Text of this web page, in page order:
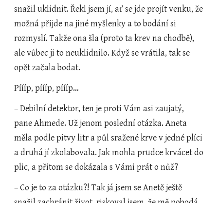
snažil uklidnit. Řekl jsem jí, ať se jde projít venku, že
možná přijde na jiné myšlenky a to bodání si
rozmyslí. Takže ona šla (proto ta krev na chodbě),
ale vůbec ji to neuklidnilo. Když se vrátila, tak se
opět začala bodat.
Píííp, píííp, píííp…
– Debilní detektor, ten je proti Vám asi zaujatý,
pane Ahmede. Už jenom poslední otázka. Aneta
měla podle pitvy litr a půl sražené krve v jedné plíci
a druhá jí zkolabovala. Jak mohla prudce krvácet do
plic, a přitom se dokázala s Vámi prát o nůž?
– Co je to za otázku?! Tak já jsem se Anetě ještě